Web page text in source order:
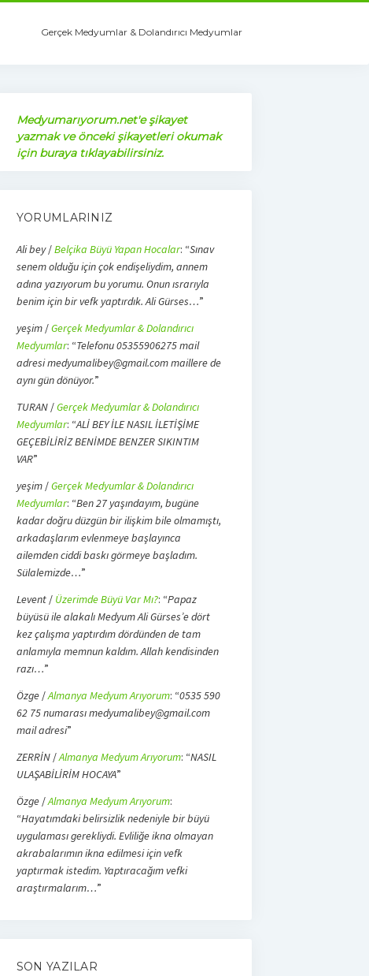
Gerçek Medyumlar & Dolandırıcı Medyumlar
Medyumarıyorum.net'e şikayet
yazmak ve önceki şikayetleri okumak
için buraya tıklayabilirsiniz.
YORUMLARINIZ
Ali bey/Belçika Büyü Yapan Hocalar: “Sınav
senem olduğu için çok endişeliydim, annem
adına yazıyorum bu yorumu. Onun ısrarıyla
benim için bir vefk yaptırdık. Ali Gürses…”
yeşim/Gerçek Medyumlar & Dolandırıcı
Medyumlar: “Telefonu 05355906275 mail
adresi medyumalibey@gmail.com maillere de
aynı gün dönüyor.”
TURAN/Gerçek Medyumlar & Dolandırıcı
Medyumlar: “ALİ BEY İLE NASIL İLETİŞİME
GEÇEBİLİRİZ BENİMDE BENZER SIKINTIM
VAR”
yeşim/Gerçek Medyumlar & Dolandırıcı
Medyumlar: “Ben 27 yaşındayım, bugüne
kadar doğru düzgün bir ilişkim bile olmamıştı,
arkadaşlarım evlenmeye başlayınca
ailemden ciddi baskı görmeye başladım.
Sülalemizde…”
Levent/ Üzerimde Büyü Var Mı?: “Papaz
büyüsü ile alakalı Medyum Ali Gürses’e dört
kez çalışma yaptırdım dördünden de tam
anlamıyla memnun kaldım. Allah kendisinden
razı…”
Özge/Almanya Medyum Arıyorum: “0535 590
62 75 numarası medyumalibey@gmail.com
mail adresi”
ZERRİN/Almanya Medyum Arıyorum: “NASIL
ULAŞABİLİRİM HOCAYA”
Özge/Almanya Medyum Arıyorum:
“Hayatımdaki belirsizlik nedeniyle bir büyü
uygulaması gerekliydi. Evliliğe ikna olmayan
akrabalarımın ikna edilmesi için vefk
yaptırmak istedim. Yaptıracağım vefki
araştırmalarım…”
SON YAZILAR